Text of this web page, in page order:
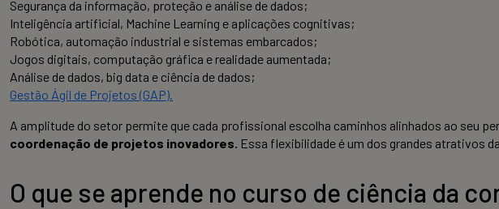
Segurança da informação, proteção e análise de dados;
Inteligência artificial, Machine Learning e aplicações cognitivas;
Robótica, automação industrial e sistemas embarcados;
Jogos digitais, computação gráfica e realidade aumentada;
Análise de dados, big data e ciência de dados;
Gestão Ágil de Projetos (GAP).
A amplitude do setor permite que cada profissional escolha caminhos alinhados ao seu
coordenação de projetos inovadores. Essa flexibilidade é um dos grandes atrativos
O que se aprende no curso de ciência da